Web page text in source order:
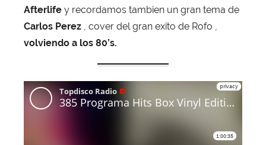
i
T
a
j
a
Afterlife y recordamos tambien un gran tema de
Carlos Perez , cover del gran exito de Rofo ,
volviendo a los 80’s.